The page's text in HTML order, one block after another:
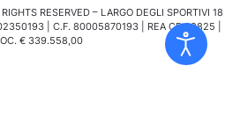
RIGHTS RESERVED – LARGO DEGLI SPORTIVI 18
| C.F. 80005870193 | REA CR 98825 |
€ 339.558,00